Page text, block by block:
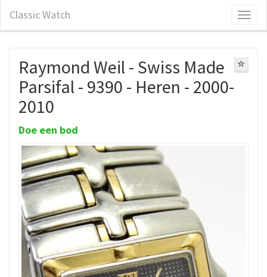
Classic Watch
Raymond Weil - Swiss Made
Parsifal - 9390 - Heren - 2000-
2010
Doe een bod